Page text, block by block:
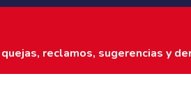
reclamos, sugerencias y